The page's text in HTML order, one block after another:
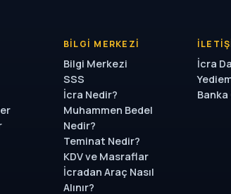
BILGI MERKEZI
Bilgi Merkezi
SSS
İcra Nedir?
Muhammen Bedel
Nedir?
Teminat Nedir?
KDV ve Masraflar
İcradan Araç Nasıl
Alınır?
İcra